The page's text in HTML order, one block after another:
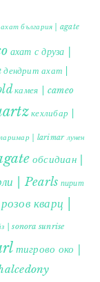
ахат българия | agate
ахат с друза |
дендрит ахат |
камея | cameo
кехлибар |
ларимар | larimar лунен
обсидиан |
| Pearls пирит |
розов кварц |
| sonora sunrise
тигрово око |